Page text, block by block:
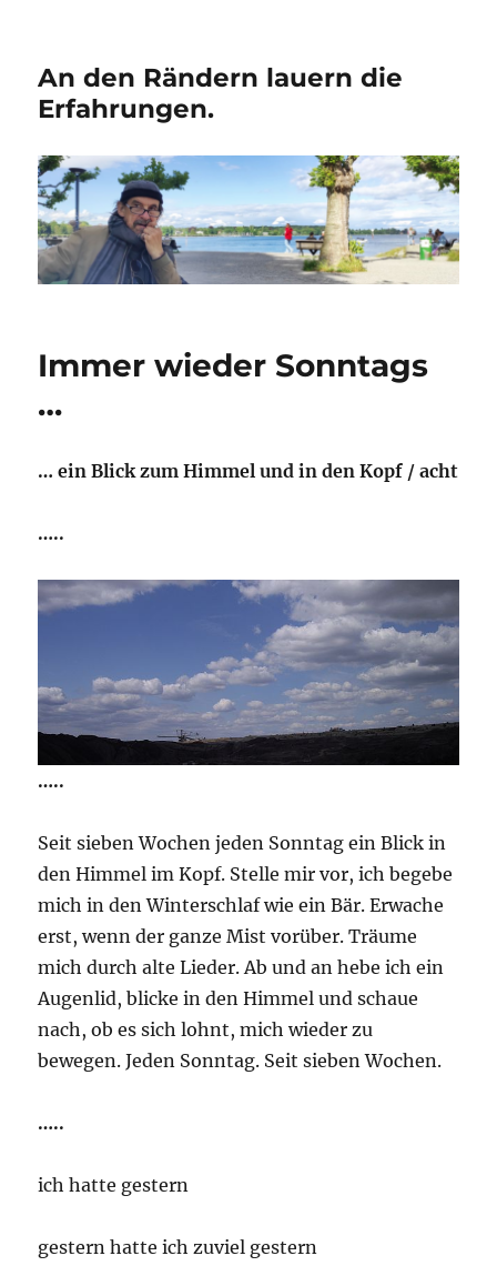
An den Rändern lauern die
Erfahrungen.
Immer wieder Sonntags
…
… ein Blick zum Himmel und in den Kopf / acht
…..
…..
Seit sieben Wochen jeden Sonntag ein Blick in
den Himmel im Kopf. Stelle mir vor, ich begebe
mich in den Winterschlaf wie ein Bär. Erwache
erst, wenn der ganze Mist vorüber. Träume
mich durch alte Lieder. Ab und an hebe ich ein
Augenlid, blicke in den Himmel und schaue
nach, ob es sich lohnt, mich wieder zu
bewegen. Jeden Sonntag. Seit sieben Wochen.
…..
ich hatte gestern
gestern hatte ich zuviel gestern